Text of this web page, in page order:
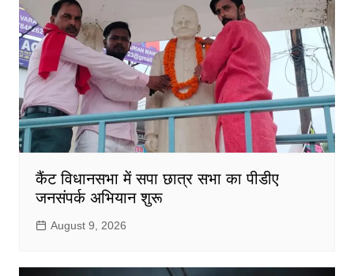
कैंट विधानसभा में सपा छात्र सभा का पीडीए
जनसंपर्क अभियान शुरू
August 9, 2026